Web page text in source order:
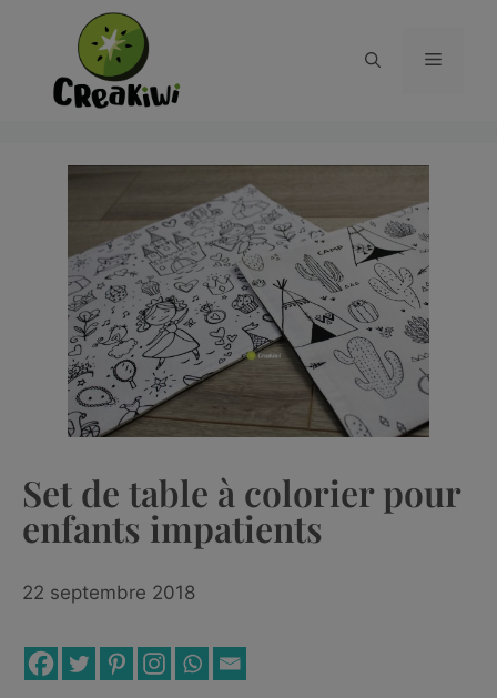
Set de table à colorier pour
enfants impatients
22 septembre 2018